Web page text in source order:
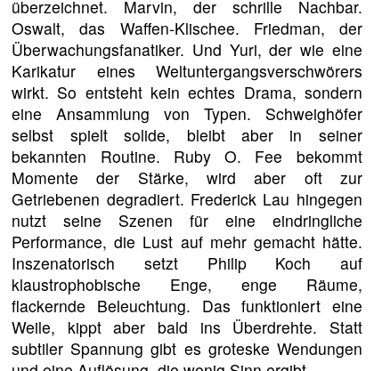
überzeichnet. Marvin, der schrille Nachbar.
Oswalt, das Waffen-Klischee. Friedman, der
Überwachungsfanatiker. Und Yuri, der wie eine
Karikatur eines Weltuntergangsverschwörers
wirkt. So entsteht kein echtes Drama, sondern
eine Ansammlung von Typen. Schweighöfer
selbst spielt solide, bleibt aber in seiner
bekannten Routine. Ruby O. Fee bekommt
Momente der Stärke, wird aber oft zur
Getriebenen degradiert. Frederick Lau hingegen
nutzt seine Szenen für eine eindringliche
Performance, die Lust auf mehr gemacht hätte.
Inszenatorisch setzt Philip Koch auf
klaustrophobische Enge, enge Räume,
flackernde Beleuchtung. Das funktioniert eine
Weile, kippt aber bald ins Überdrehte. Statt
subtiler Spannung gibt es groteske Wendungen